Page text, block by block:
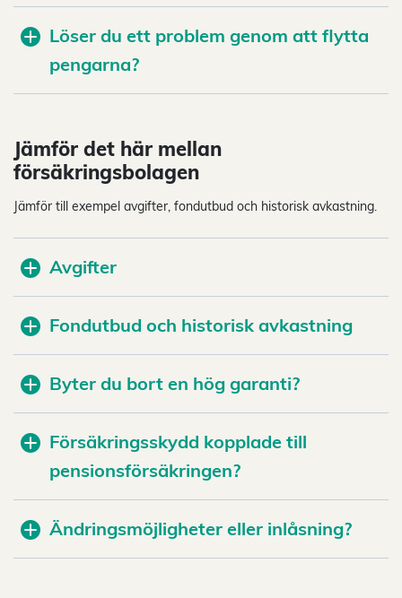
Löser du ett problem genom att flytta
pengarna?
Jämför det här mellan
försäkringsbolagen
Jämför till exempel avgifter, fondutbud och historisk avkastning.
Avgifter
Fondutbud och historisk avkastning
Byter du bort en hög garanti?
Försäkringsskydd kopplade till
pensionsförsäkringen?
Ändringsmöjligheter eller inlåsning?